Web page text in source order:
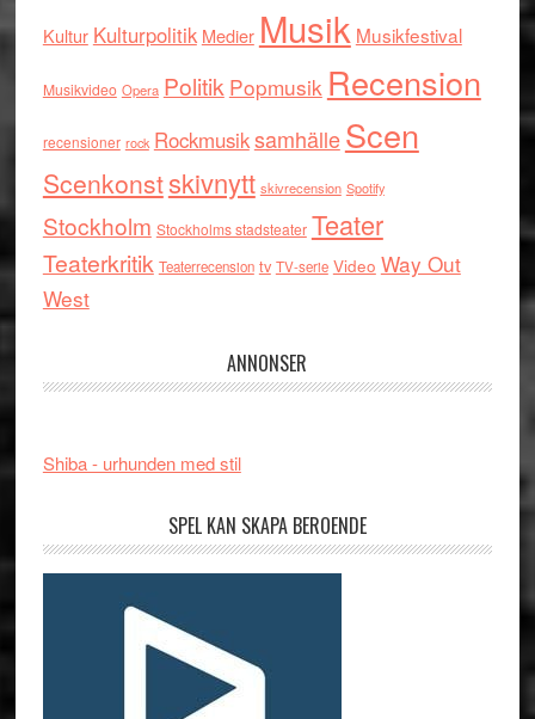
Kultur Kulturpolitik Medier Musik Musikfestival
Musikvideo Opera Politik Popmusik Recension
recensioner rock RockmusiksamhälleScen
Scenkonstskivnytt skivrecension Spotify
Stockholm Stockholms stadsteater Teater
Teaterkritik Teaterrecension tv TV-serie Video Way Out
West
ANNONSER
Shiba - urhunden med stil
SPEL KAN SKAPA BEROENDE